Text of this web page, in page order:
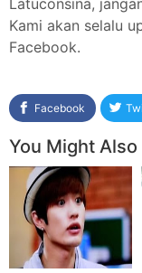
Latuconsina,
Kami akan selalu
Facebook.
Facebook
You Might Also